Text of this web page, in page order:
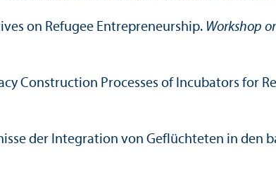
on Refugee Entrepreneur­ship. Workshop
Construction Processes of Incubators for
der Integration von Geflüchteten in